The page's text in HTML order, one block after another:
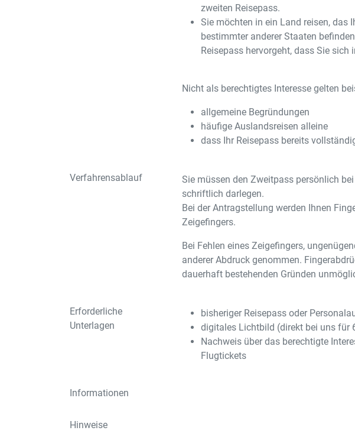
zweiten Reisepass.
Sie möchten in ein Land reisen, das
bestimmter anderer Staaten
Reisepass hervorgeht, dass Sie sich
Nicht als berechtigtes Interesse gelten
allgemeine Begründungen
häufige Auslandsreisen alleine
dass Ihr Reisepass bereits
Verfahrensablauf
Sie müssen den Zweitpass persönlich
schriftlich darlegen.
Bei der Antragstellung werden Ihnen
Zeigefingers.
Bei Fehlen eines Zeigefingers,
anderer Abdruck genommen.
dauerhaft bestehenden Gründen
Erforderliche
Unterlagen
bisheriger Reisepass oder
digitales Lichtbild (direkt bei uns für
Nachweis über das berechtigte
Flugtickets
Informationen
Hinweise